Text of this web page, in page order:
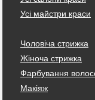
Усі майстри краси
Чоловіча стрижка
Жіноча стрижка
Фарбування
Макіяж